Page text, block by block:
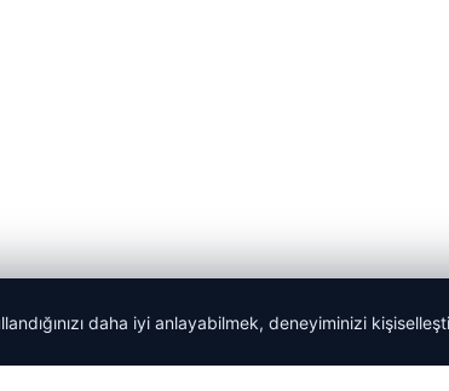
– Güncel Haberler
daha iyi anlayabilmek, deneyiminizi